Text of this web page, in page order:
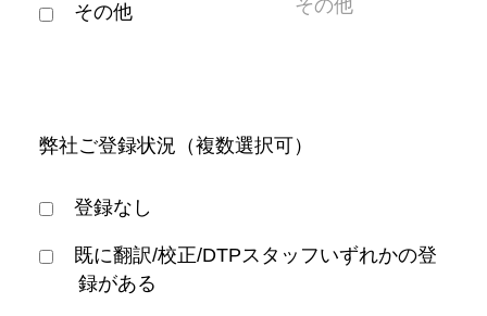
その他
弊社ご登録状況（複数選択可）
登録なし
既に翻訳/校正/DTPスタッフいずれかの登
録がある